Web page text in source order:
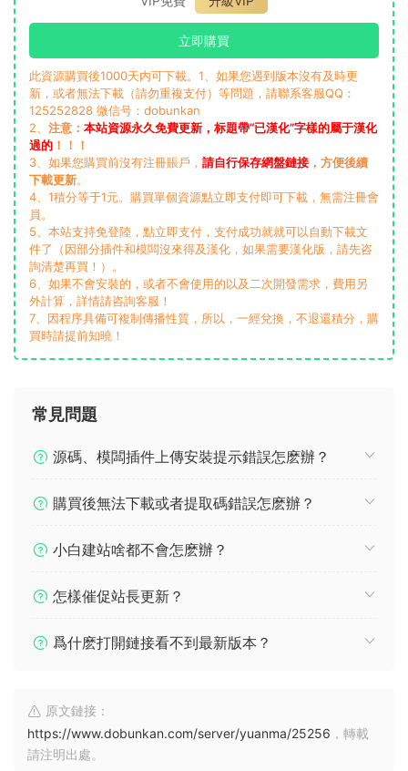
立即購買
此資源購買後1000天内可下載。1、如果您遇到版本沒有及時更
新，或者無法下載（請勿重複支付）等問題，請聯系客服QQ：
125252828 微信号：dobunkan
2、 注意： 本站資源永久免費更新，标題帶“已漢化”字樣的屬于漢化
過的 ！！！
3、如果您購買前沒有注冊賬戶， 請自行保存網盤鏈接 ，方便後續
下載更新。
4、1積分等于1元。購買單個資源點立即支付即可下載，無需注冊會
員。
5、本站支持免登陸，點立即支付，支付成功就就可以自動下載文
件了（因部分插件和模闆沒來得及漢化，如果需要漢化版，請先咨
詢清楚再買！）。
6、如果不會安裝的，或者不會使用的以及二次開發需求，費用另
外計算，詳情請咨詢客服！
7、因程序具備可複制傳播性質，所以，一經兌換，不退還積分，購
買時請提前知曉！
常見問題
源碼、模闆插件上傳安裝提示錯誤怎麽辦？
購買後無法下載或者提取碼錯誤怎麽辦？
小白建站啥都不會怎麽辦？
怎樣催促站長更新？
爲什麽打開鏈接看不到最新版本？
原文鏈接：
https://www.dobunkan.com/server/yuanma/25256 ，轉載
請注明出處。